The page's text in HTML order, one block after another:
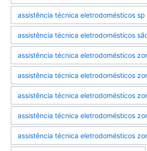
assistência técnica eletrodomésticos sp
assistência técnica eletrodomésticos
assistência técnica eletrodomésticos
assistência técnica eletrodomésticos
assistência técnica eletrodomésticos
assistência técnica eletrodomésticos
assistência técnica eletrodomésticos